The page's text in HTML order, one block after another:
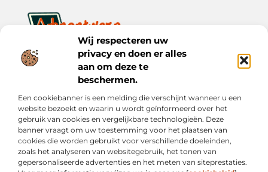
Wij respecteren uw
privacy en doen er alles
aan om deze te
beschermen.
Een cookiebanner is een melding die verschijnt wanneer u een
website bezoekt en waarin u wordt geïnformeerd over het
gebruik van cookies en vergelijkbare technologieën. Deze
banner vraagt om uw toestemming voor het plaatsen van
cookies die worden gebruikt voor verschillende doeleinden,
zoals het analyseren van websitegebruik, het tonen van
gepersonaliseerde advertenties en het meten van siteprestaties.
Ontwerp je dagelijks leven met inspiratie en verhalen.
Ontdek praktische tips, creatieve ideeën en waardevolle
inzichten op Bnontwerp.nl.
Bericht categorie
Onze informatie